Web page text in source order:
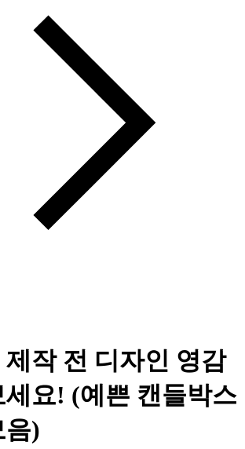
작 전 디자인 영감
세요! (예쁜 캔들박스
음)